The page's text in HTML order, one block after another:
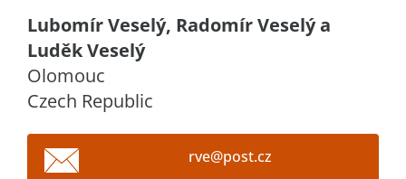
Lubomír Veselý, Radomír Veselý a
Luděk Veselý
Olomouc
Czech Republic
rve@post.cz